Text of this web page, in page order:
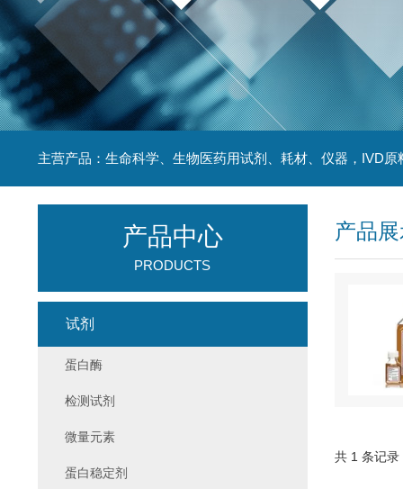
主营产品：生命科学、生物医药用试剂、耗材、仪器，IVD原
产品
共 1 条记
产品中心
PRODUCTS
试剂
蛋白酶
检测试剂
微量元素
蛋白稳定剂